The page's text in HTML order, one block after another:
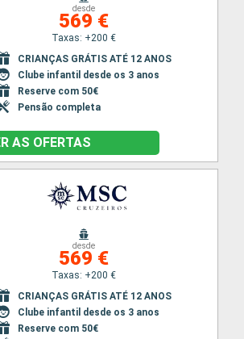
desde
569 €
Taxas: +200 €
CRIANÇAS GRÁTIS ATÉ 12 ANOS
Clube infantil desde os 3 anos
Reserve com 50€
Pensão completa
AS OFERTAS
desde
569 €
Taxas: +200 €
CRIANÇAS GRÁTIS ATÉ 12 ANOS
Clube infantil desde os 3 anos
Reserve com 50€